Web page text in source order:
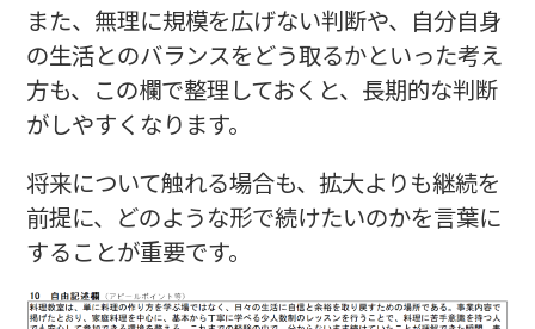
また、無理に規模を広げない判断や、自分自身
の生活とのバランスをどう取るかといった考え
方も、この欄で整理しておくと、長期的な判断
がしやすくなります。
将来について触れる場合も、拡大よりも継続を
前提に、どのような形で続けたいのかを言葉に
することが重要です。